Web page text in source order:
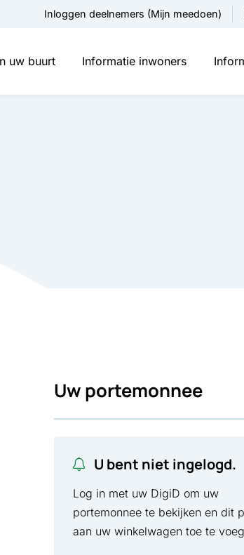
Inloggen deelnemers (Mijn meedoen)
uw buurt Informatie inwoners
Uw portemonnee
U bent niet ingelogd.
Log in met uw DigiD om uw
portemonnee te bekijken en dit
aan uw winkelwagen toe te